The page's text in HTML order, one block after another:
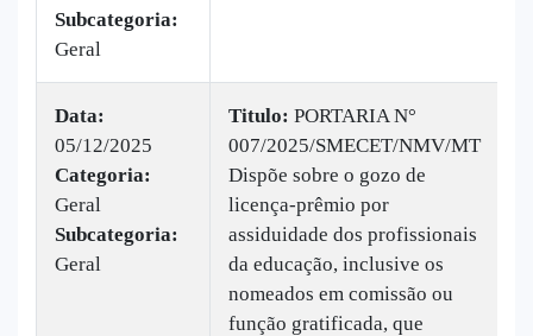
Subcategoria:
Geral
Data:
05/12/2025
Categoria:
Geral
Subcategoria:
Geral
Titulo: PORTARIA N°
007/2025/SMECET/NMV/MT
Dispõe sobre o gozo de
licença-prêmio por
assiduidade dos profissionais
da educação, inclusive os
nomeados em comissão ou
função gratificada, que